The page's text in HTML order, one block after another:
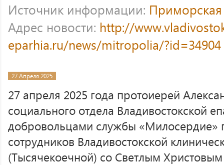
Источник информации:
Адрес новости: http://
eparhia.ru/news/mitropolia/?id=34904
27 Апреля 2025
27 апреля 2025 года протоиерей
социального отдела Владивостокской
добровольцами службы «Милосердие»
сотрудников Владивостокской
(Тысячекоечной) со Светлым